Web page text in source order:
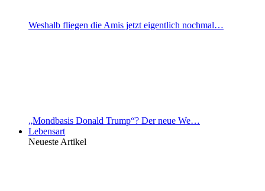
Weshalb fliegen die Amis jetzt eigentlich nochmal…
„Mondbasis Donald Trump“? Der neue We…
Lebensart
Neueste Artikel